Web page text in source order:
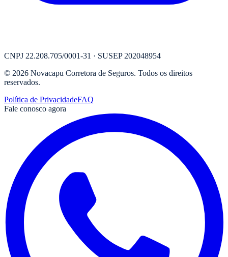
CNPJ 22.208.705/0001-31 · SUSEP 202048954
© 2026 Novacapu Corretora de Seguros. Todos os direitos
reservados.
Política de PrivacidadeFAQ
Fale conosco agora